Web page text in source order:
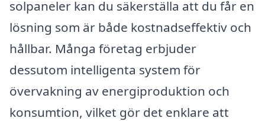
solpaneler kan du säkerställa att du får en
lösning som är både kostnadseffektiv och
hållbar. Många företag erbjuder
dessutom intelligenta system för
övervakning av energiproduktion och
konsumtion, vilket gör det enklare att